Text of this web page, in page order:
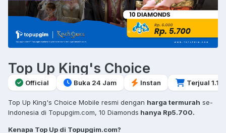
Top Up King's Choice
Official Buka 24 Jam Instan Terjual 1.1
Top Up King's Choice Mobile resmi dengan harga termurah se-
Indonesia di Topupgim.com, 10 Diamonds hanya Rp5.700.
Kenapa Top Up di Topupgim.com?